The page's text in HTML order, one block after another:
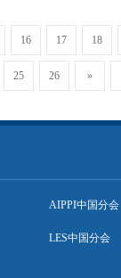
16 17 18
25 26 »
AIPPI中国分会
LES中国分会